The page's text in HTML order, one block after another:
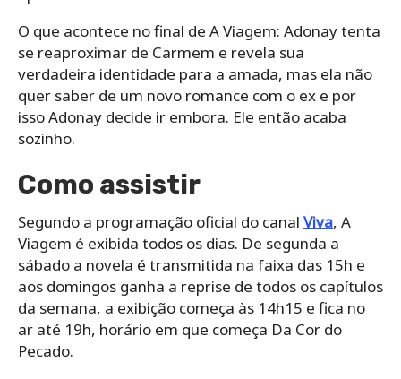
O que acontece no final de A Viagem: Adonay tenta
se reaproximar de Carmem e revela sua
verdadeira identidade para a amada, mas ela não
quer saber de um novo romance com o ex e por
isso Adonay decide ir embora. Ele então acaba
sozinho.
Como assistir
Segundo a programação oficial do canal Viva, A
Viagem é exibida todos os dias. De segunda a
sábado a novela é transmitida na faixa das 15h e
aos domingos ganha a reprise de todos os capítulos
da semana, a exibição começa às 14h15 e fica no
ar até 19h, horário em que começa Da Cor do
Pecado.